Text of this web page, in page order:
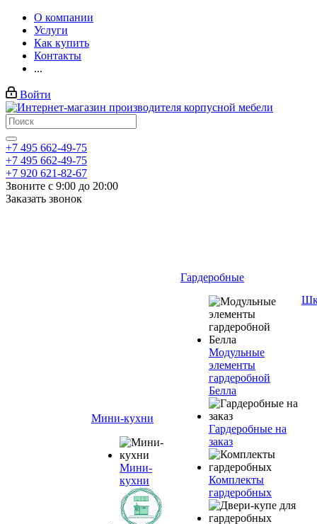
О компании
Услуги
Как купить
Контакты
...
Войти
+7 495 662-49-75
+7 495 662-49-75
+7 920 621-82-67
Звоните с 9:00 до 20:00
Заказать звонок
Мини-кухни
Мини-
кухни
Гардеробные
Модульные
элементы
гардеробной
Белла
Гардеробные на
заказ
Комплекты
гардеробных